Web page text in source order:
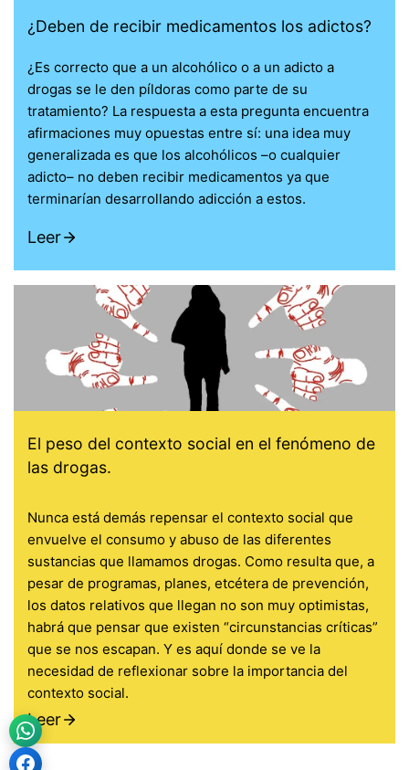
¿Deben de recibir medicamentos los adictos?
¿Es correcto que a un alcohólico o a un adicto a
drogas se le den píldoras como parte de su
tratamiento? La respuesta a esta pregunta encuentra
afirmaciones muy opuestas entre sí: una idea muy
generalizada es que los alcohólicos –o cualquier
adicto– no deben recibir medicamentos ya que
terminarían desarrollando adicción a estos.
Leer
El peso del contexto social en el fenómeno de
las drogas.
Nunca está demás repensar el contexto social que
envuelve el consumo y abuso de las diferentes
sustancias que llamamos drogas. Como resulta que, a
pesar de programas, planes, etcétera de prevención,
los datos relativos que llegan no son muy optimistas,
habrá que pensar que existen “circunstancias críticas”
que se nos escapan. Y es aquí donde se ve la
necesidad de reflexionar sobre la importancia del
contexto social.
Leer